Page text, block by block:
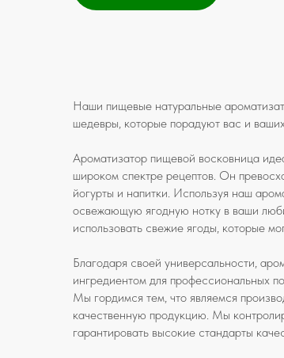
Наши пищевые натуральные
шедевры, которые порадуют вас и
Ароматизатор пищевой восковница
широком спектре рецептов. Он
йогурты и напитки. Используя наш
освежающую ягодную нотку в ваши
использовать свежие ягоды, которые
Благодаря своей универсальности,
ингредиентом для профессиональных
Мы гордимся тем, что являемся
качественную продукцию. Мы
гарантировать высокие стандарты